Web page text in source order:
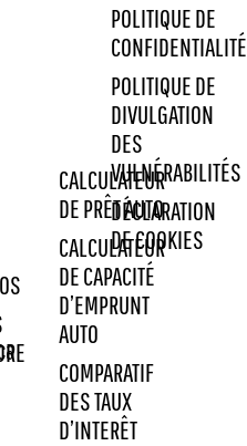
CALCULATEUR
DE PRÊT AUTO
CALCULATEUR
DE CAPACITÉ
D’EMPRUNT
AUTO
COMPARATIF
DES TAUX
D’INTERÊT
POLITIQUE DE
CONFIDENTIALITÉ
POLITIQUE DE
DIVULGATION
DES
VULNÉRABILITÉS
DÉCLARATION
DE COOKIES